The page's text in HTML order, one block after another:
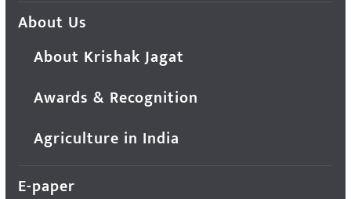
About Us
About Krishak Jagat
Awards & Recognition
Agriculture in India
E-paper